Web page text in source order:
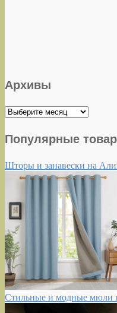
Архивы
Архивы
Популярные
Шторы и занавески на
Стильные и модные мюли